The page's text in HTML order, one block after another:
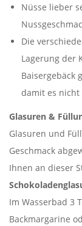
Nüsse lieber
Die
Lagerung der
Baisergebäck
damit es
Glasuren &
Glasuren und
Geschmack
Ihnen an dieser
Im Wasserbad 3
Backmargarine